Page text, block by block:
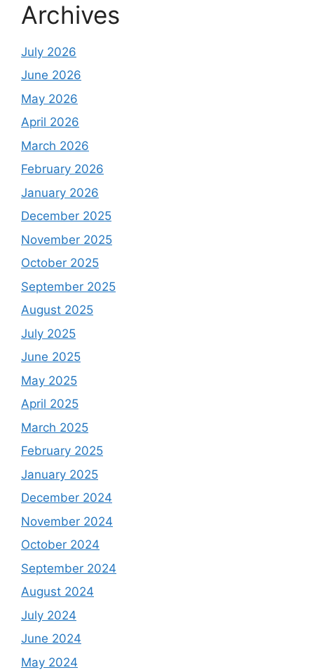
Archives
July 2026
June 2026
May 2026
April 2026
March 2026
February 2026
January 2026
December 2025
November 2025
October 2025
September 2025
August 2025
July 2025
June 2025
May 2025
April 2025
March 2025
February 2025
January 2025
December 2024
November 2024
October 2024
September 2024
August 2024
July 2024
June 2024
May 2024